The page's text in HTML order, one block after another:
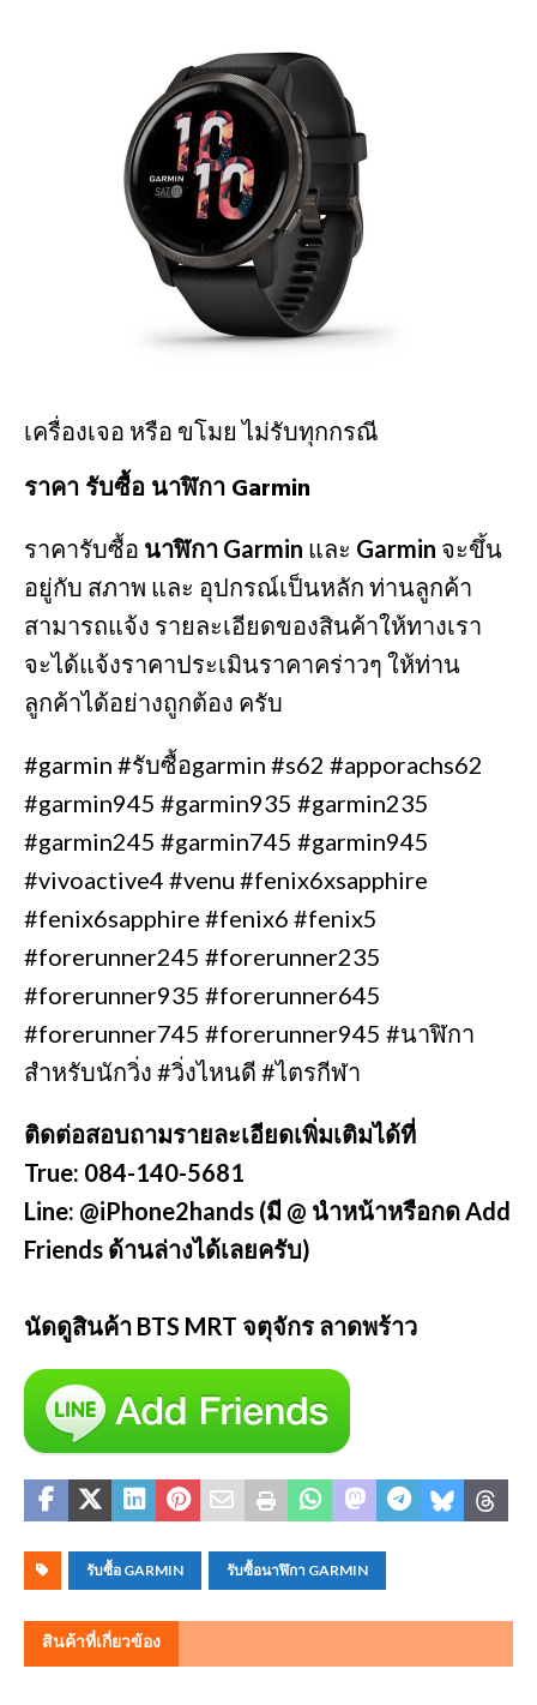
เครื่องเจอ หรือ ขโมย ไม่รับทุกกรณี
ราคา รับซื้อ นาฬิกา Garmin
ราคารับซื้อ นาฬิกา Garmin และ Garmin จะขึ้น
อยู่กับ สภาพ และ อุปกรณ์เป็นหลัก ท่านลูกค้า
สามารถแจ้ง รายละเอียดของสินค้าให้ทางเรา
จะได้แจ้งราคาประเมินราคาคร่าวๆ ให้ท่าน
ลูกค้าได้อย่างถูกต้อง ครับ
#garmin #รับซื้อgarmin #s62 #apporachs62
#garmin945 #garmin935 #garmin235
#garmin245 #garmin745 #garmin945
#vivoactive4 #venu #fenix6xsapphire
#fenix6sapphire #fenix6 #fenix5
#forerunner245 #forerunner235
#forerunner935 #forerunner645
#forerunner745 #forerunner945 #นาฬิกา
สำหรับนักวิ่ง #วิ่งไหนดี #ไตรกีฬา
ติดต่อสอบถามรายละเอียดเพิ่มเติมได้ที่
True: 084-140-5681
Line: @iPhone2hands (มี @ นำหน้าหรือกด Add
Friends ด้านล่างได้เลยครับ)
นัดดูสินค้า BTS MRT จตุจักร ลาดพร้าว
รับซื้อ GARMIN รับซื้อนาฬิกา GARMIN
สินค้าที่เกี่ยวข้อง